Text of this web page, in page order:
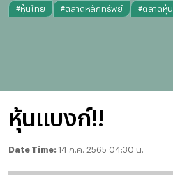
#หุ้นไทย #ตลาดหลักทรัพย์ #ตลาดหุ้น
หุ้นแบงก์!!
Date Time: 14 ก.ค. 2565 04:30 น.